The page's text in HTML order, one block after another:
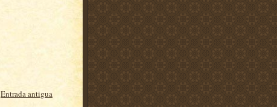
Entrada antigua